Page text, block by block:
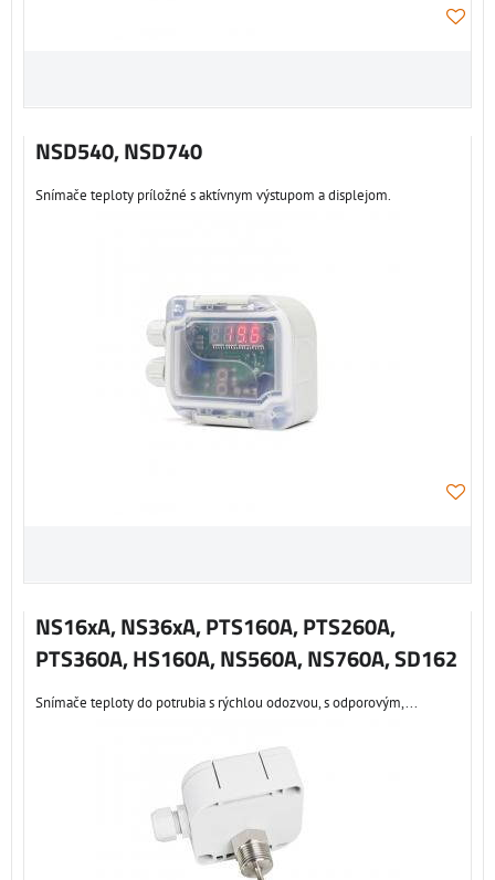
NSD540, NSD740
Snímače teploty príložné s aktívnym výstupom a displejom.
NS16xA, NS36xA, PTS160A, PTS260A,
PTS360A, HS160A, NS560A, NS760A, SD162
Snímače teploty do potrubia s rýchlou odozvou, s odporovým,...